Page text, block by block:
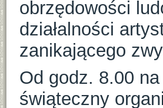
obrzędowości
działalności
zanikającego
Od godz. 8.00
świąteczny